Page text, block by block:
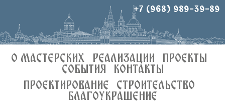
+7 (968) 989-39-89
О МАСТЕРСКИХ РЕАЛИЗАЦИИ
ПРОЕКТЫ
СОБЫТИЯ
КОНТАКТЫ
ПРОЕКТИРОВАНИЕ
СТРОИТЕЛЬСТВО
БЛАГОУКРАШЕНИЕ